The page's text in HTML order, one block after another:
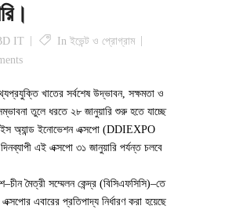
IT In ইভেন্ট ও প্রোগ্রাম
খাতের সর্বশেষ উদ্ভাবন, সক্ষমতা ও
তুলে ধরতে ২৮ জানুয়ারি শুরু হতে যাচ্ছে
অ্যান্ড ইনোভেশন এক্সপো (DDIEXPO
এই এক্সপো ৩১ জানুয়ারি পর্যন্ত চলবে
মৈত্রী সম্মেলন কেন্দ্র (বিসিএফসিসি)–তে
এবারের প্রতিপাদ্য নির্ধারণ করা হয়েছে